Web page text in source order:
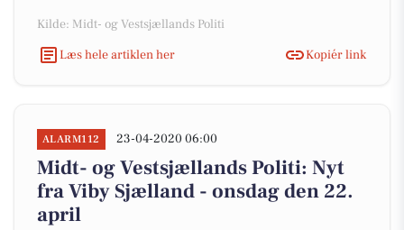
Kilde: Midt- og Vestsjællands Politi
Læs hele artiklen her
Kopiér link
ALARM112 23-04-2020 06:00
Midt- og Vestsjællands Politi: Nyt
fra Viby Sjælland - onsdag den 22.
april